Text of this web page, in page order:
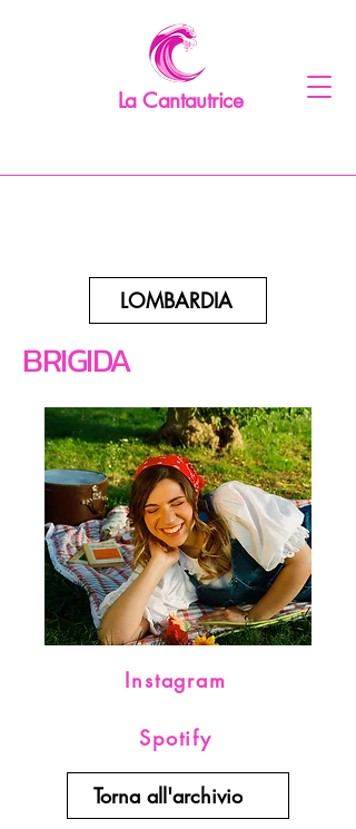
La Cantautrice
LOMBARDIA
BRIGIDA
Instagram
Spotify
Torna all'archivio